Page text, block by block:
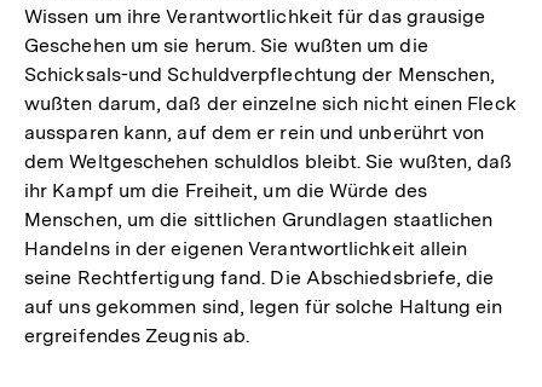
Wissen um ihre Verantwortlichkeit für das grausige
Geschehen um sie herum. Sie wußten um die
Schicksals-und Schuldverpflechtung der Menschen,
wußten darum, daß der einzelne sich nicht einen Fleck
aussparen kann, auf dem er rein und unberührt von
dem Weltgeschehen schuldlos bleibt. Sie wußten, daß
ihr Kampf um die Freiheit, um die Würde des
Menschen, um die sittlichen Grundlagen staatlichen
Handelns in der eigenen Verantwortlichkeit allein
seine Rechtfertigung fand. Die Abschiedsbriefe, die
auf uns gekommen sind, legen für solche Haltung ein
ergreifendes Zeugnis ab.